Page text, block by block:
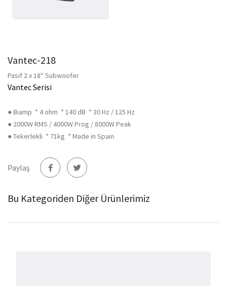
Vantec-218
Pasif 2 x 18'' Subwoofer
Vantec Serisi
● Biamp * 4 ohm * 140 dB * 30 Hz / 125 Hz
● 2000W RMS / 4000W Prog / 8000W Peak
● Tekerlekli * 71kg * Made in Spain
Paylaş
Bu Kategoriden Diğer Ürünlerimiz